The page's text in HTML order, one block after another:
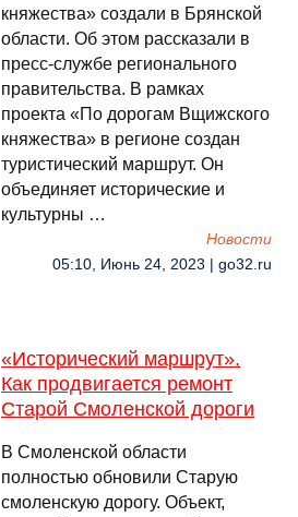
княжества» создали в Брянской
области. Об этом рассказали в
пресс-службе регионального
правительства. В рамках
проекта «По дорогам Вщижского
княжества» в регионе создан
туристический маршрут. Он
объединяет исторические и
культурны …
Новости
05:10, Июнь 24, 2023 | go32.ru
«Исторический маршрут».
Как продвигается ремонт
Старой Смоленской дороги
В Смоленской области
полностью обновили Старую
смоленскую дорогу. Объект,